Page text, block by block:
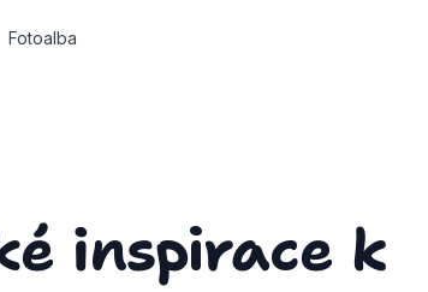
Fotoalba
inspirace k